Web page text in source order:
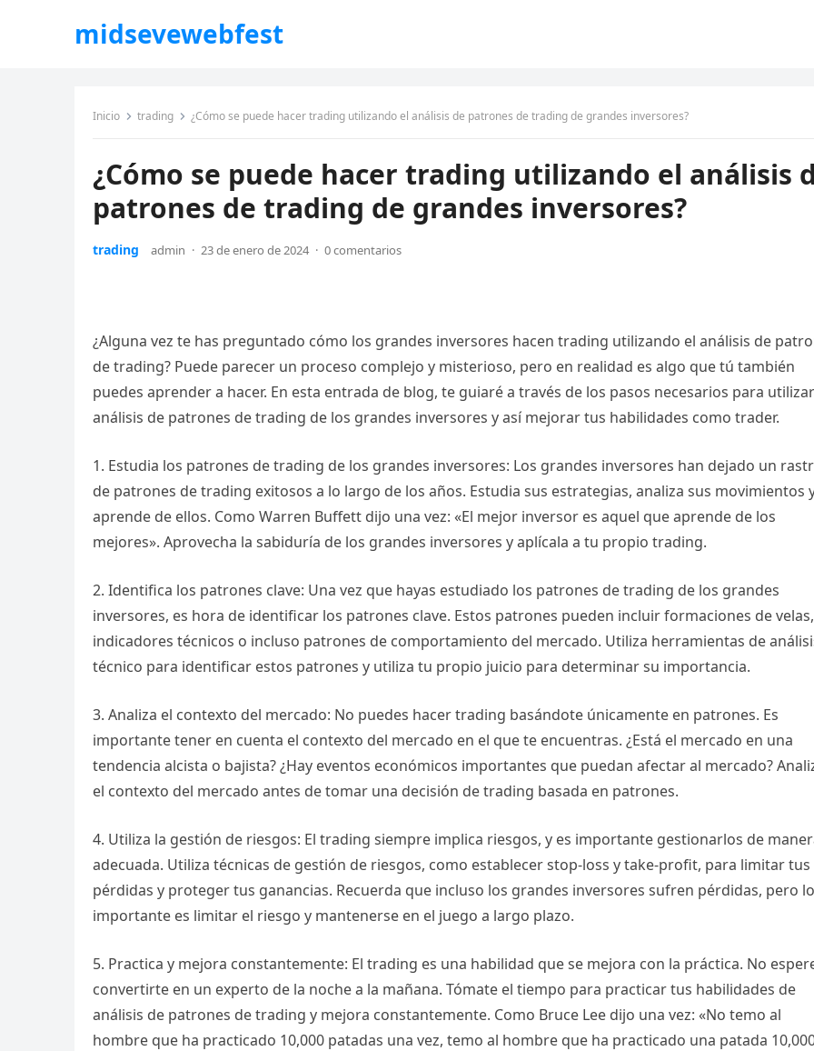
midsevewebfest
Inicio trading ¿Cómo se puede hacer trading utilizando el análisis de patrones de trading de grandes inversores?
¿Cómo se puede hacer trading utilizando el análisis
patrones de trading de grandes inversores?
trading admin · 23 de enero de 2024 · 0 comentarios
¿Alguna vez te has preguntado cómo los grandes inversores hacen trading utilizando el análisis de
de trading? Puede parecer un proceso complejo y misterioso, pero en realidad es algo que tú también
puedes aprender a hacer. En esta entrada de blog, te guiaré a través de los pasos necesarios para
análisis de patrones de trading de los grandes inversores y así mejorar tus habilidades como trader.
1. Estudia los patrones de trading de los grandes inversores: Los grandes inversores han dejado un
de patrones de trading exitosos a lo largo de los años. Estudia sus estrategias, analiza sus movimientos
aprende de ellos. Como Warren Buffett dijo una vez: «El mejor inversor es aquel que aprende de los
mejores». Aprovecha la sabiduría de los grandes inversores y aplícala a tu propio trading.
2. Identifica los patrones clave: Una vez que hayas estudiado los patrones de trading de los grandes
inversores, es hora de identificar los patrones clave. Estos patrones pueden incluir formaciones de velas,
indicadores técnicos o incluso patrones de comportamiento del mercado. Utiliza herramientas de
técnico para identificar estos patrones y utiliza tu propio juicio para determinar su importancia.
3. Analiza el contexto del mercado: No puedes hacer trading basándote únicamente en patrones. Es
importante tener en cuenta el contexto del mercado en el que te encuentras. ¿Está el mercado en una
tendencia alcista o bajista? ¿Hay eventos económicos importantes que puedan afectar al mercado?
el contexto del mercado antes de tomar una decisión de trading basada en patrones.
4. Utiliza la gestión de riesgos: El trading siempre implica riesgos, y es importante gestionarlos de
adecuada. Utiliza técnicas de gestión de riesgos, como establecer stop-loss y take-profit, para limitar tus
pérdidas y proteger tus ganancias. Recuerda que incluso los grandes inversores sufren pérdidas, pero lo
importante es limitar el riesgo y mantenerse en el juego a largo plazo.
5. Practica y mejora constantemente: El trading es una habilidad que se mejora con la práctica. No
convertirte en un experto de la noche a la mañana. Tómate el tiempo para practicar tus habilidades de
análisis de patrones de trading y mejora constantemente. Como Bruce Lee dijo una vez: «No temo al
hombre que ha practicado 10,000 patadas una vez, temo al hombre que ha practicado una patada